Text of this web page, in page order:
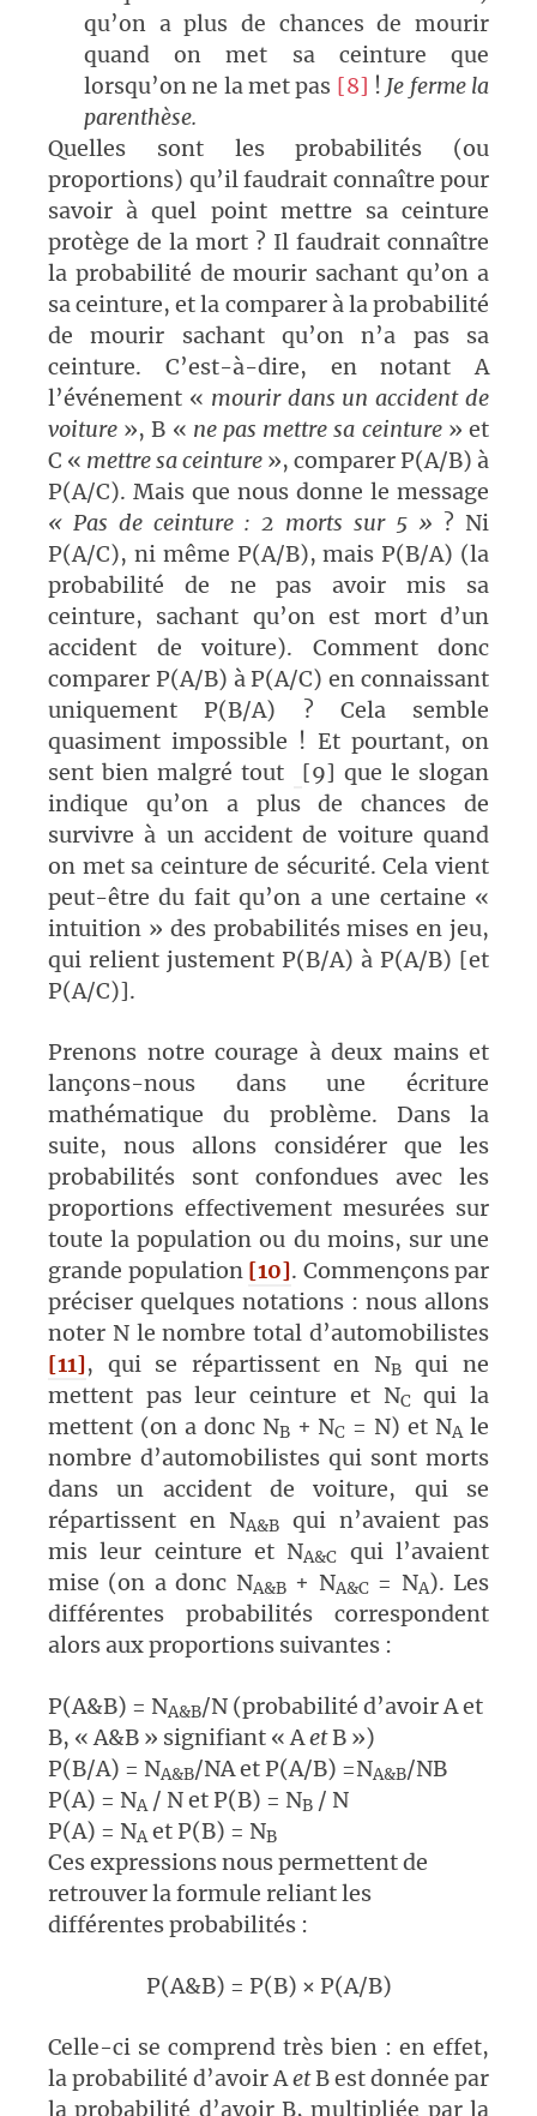
qu’on a plus de chances de mourir
quand on met sa ceinture que
lorsqu’on ne la met pas [8] ! Je ferme la
parenthèse.
Quelles sont les probabilités (ou
proportions) qu’il faudrait connaître pour
savoir à quel point mettre sa ceinture
protège de la mort ? Il faudrait connaître
la probabilité de mourir sachant qu’on a
sa ceinture, et la comparer à la probabilité
de mourir sachant qu’on n’a pas sa
ceinture. C’est-à-dire, en notant A
l’événement « mourir dans un accident de
voiture », B « ne pas mettre sa ceinture » et
C « mettre sa ceinture », comparer P(A/B) à
P(A/C). Mais que nous donne le message
« Pas de ceinture : 2 morts sur 5 » ? Ni
P(A/C), ni même P(A/B), mais P(B/A) (la
probabilité de ne pas avoir mis sa
ceinture, sachant qu’on est mort d’un
accident de voiture). Comment donc
comparer P(A/B) à P(A/C) en connaissant
uniquement P(B/A) ? Cela semble
quasiment impossible ! Et pourtant, on
sent bien malgré tout
[9] que le slogan
indique qu’on a plus de chances de
survivre à un accident de voiture quand
on met sa ceinture de sécurité. Cela vient
peut-être du fait qu’on a une certaine «
intuition » des probabilités mises en jeu,
qui relient justement P(B/A) à P(A/B) [et
P(A/C)].
Prenons notre courage à deux mains et
lançons-nous dans une écriture
mathématique du problème. Dans la
suite, nous allons considérer que les
probabilités sont confondues avec les
proportions effectivement mesurées sur
toute la population ou du moins, sur une
grande population [10]. Commençons par
préciser quelques notations : nous allons
noter N le nombre total d’automobilistes
[11], qui se répartissent en NBqui ne
mettent pas leur ceinture et NCqui la
mettent (on a donc NB+ NC = N) et NA le
nombre d’automobilistes qui sont morts
dans un accident de voiture, qui se
répartissent en NA&B
qui n’avaient pas
mis leur ceinture et NA&C
qui l’avaient
mise (on a donc NA&B+ NA&C= NA). Les
différentes probabilités correspondent
alors aux proportions suivantes :
P(A&B) = NA&B/N (probabilité d’avoir A et
B, « A&B » signifiant « AetB »)
P(B/A) = NA&B/NA et P(A/B) =NA&B/NB
P(A) = NA / N et P(B) = NB / N
P(A) = NA et P(B) = NB
Ces expressions nous permettent de
retrouver la formule reliant les
différentes probabilités :
P(A&B) = P(B) × P(A/B)
Celle-ci se comprend très bien : en effet,
la probabilité d’avoir AetB est donnée par
la probabilité d’avoir B, multipliée par la